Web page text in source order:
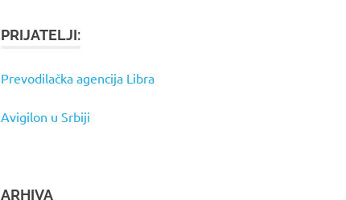
PRIJATELJI:
Prevodilačka agencija Libra
Avigilon u Srbiji
ARHIVA